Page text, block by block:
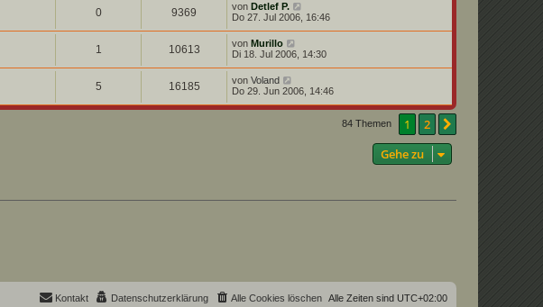
0 9369 von Detlef P.
Do 27. Jul 2006, 16:46
1 10613 von Murillo
Di 18. Jul 2006, 14:30
5 16185 von Voland
Do 29. Jun 2006, 14:46
84 Themen 1 2
Gehe zu
Alle Zeiten sind UTC+02:00
Alle Cookies löschen
Datenschutzerklärung
Kontakt